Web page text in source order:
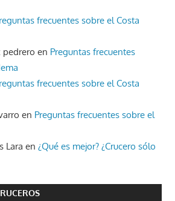
frecuentes sobre el Costa
pedrero en Preguntas frecuentes
frecuentes sobre el Costa
en Preguntas frecuentes sobre el
Lara en ¿Qué es mejor? ¿Crucero sólo